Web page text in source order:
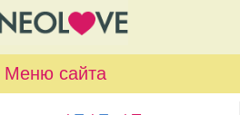
Меню сайта